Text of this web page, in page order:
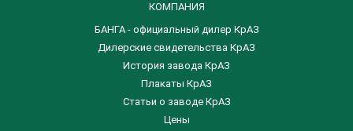
КОМПАНИЯ
БАНГА - официальный дилер КрАЗ
Дилерские свидетельства КрАЗ
История завода КрАЗ
Плакаты КрАЗ
Статьи о заводе КрАЗ
Цены